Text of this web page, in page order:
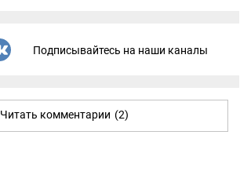
Подписывайтесь на наши каналы
Читать комментарии (2)